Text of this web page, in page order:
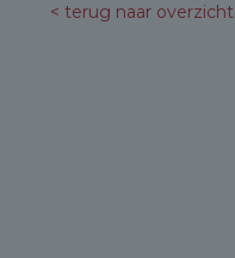
< terug naar overzicht